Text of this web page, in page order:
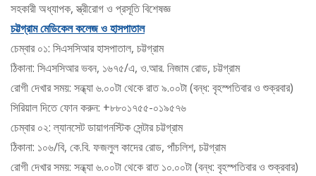
সহকারী অধ্যাপক, স্ত্রীরোগ ও প্রসূতি বিশেষজ্ঞ
চট্টগ্রাম মেডিকেল কলেজ ও হাসপাতাল
চেম্বার ০১: সিএসসিআর হাসপাতাল, চট্টগ্রাম
ঠিকানা: সিএসসিআর ভবন, ১৬৭৫/এ, ও.আর. নিজাম রোড, চট্টগ্রাম
রোগী দেখার সময়: সন্ধ্যা ৬.০০টা থেকে রাত ৯.০০টা (বন্ধ: বৃহস্পতিবার ও শুক্রবার)
সিরিয়াল দিতে ফোন করুন: +৮৮০১৭৫৫-০১৯৫৭৬
চেম্বার ০২: ল্যানসেট ডায়াগনস্টিক সেন্টার চট্টগ্রাম
ঠিকানা: ১০৬/বি, কে.বি. ফজলুল কাদের রোড, পাঁচলিশ, চট্টগ্রাম
রোগী দেখার সময়: সন্ধ্যা ৬.০০টা থেকে রাত ১০.০০টা (বন্ধ: বৃহস্পতিবার ও শুক্রবার)